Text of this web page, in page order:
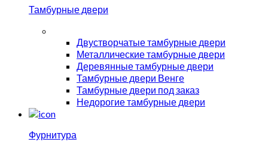
Тамбурные двери
Двустворчатые тамбурные двери
Металлические тамбурные двери
Деревянные тамбурные двери
Тамбурные двери Венге
Тамбурные двери под заказ
Недорогие тамбурные двери
Фурнитура